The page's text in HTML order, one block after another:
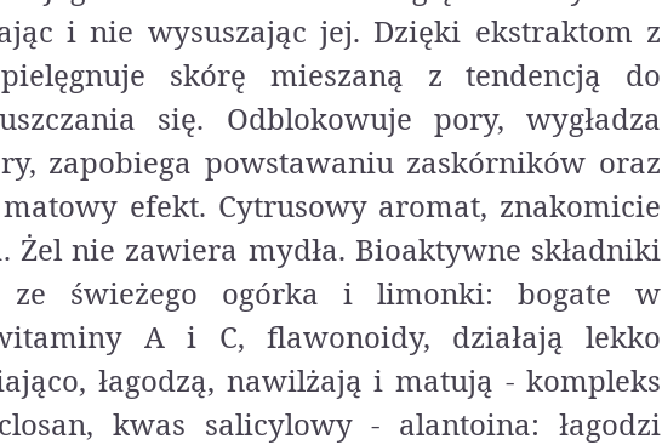
i nie wysuszając jej. Dzięki ekstraktom z
skórę mieszaną z tendencją do
się. Odblokowuje pory, wygładza
zapobiega powstawaniu zaskórników oraz
efekt. Cytrusowy aromat, znakomicie
Żel nie zawiera mydła. Bioaktywne składniki
ze świeżego ogórka i limonki: bogate w
A i C, flawonoidy, działają lekko
łagodzą, nawilżają i matują - kompleks
kwas salicylowy - alantoina: łagodzi